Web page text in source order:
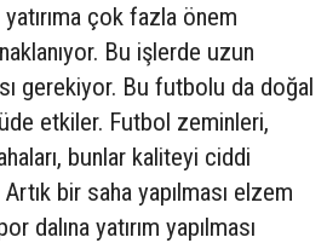
çok fazla önem
Bu işlerde uzun
gerekiyor. Bu futbolu da doğal
etkiler. Futbol zeminleri,
bunlar kaliteyi ciddi
bir saha yapılması elzem
dalına yatırım yapılması